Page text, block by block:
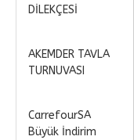
DİLEKÇESİ
AKEMDER TAVLA
TURNUVASI
CarrefourSA
Büyük İndirim